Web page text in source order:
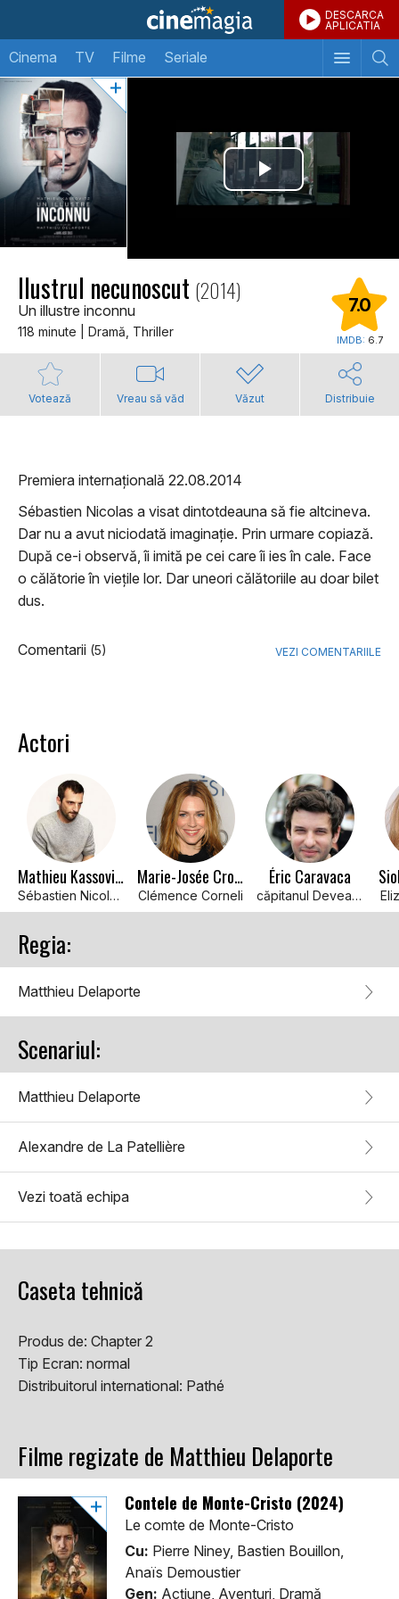
DESCARCA
APLICATIA
Cinema TV Filme Seriale
Ilustrul necunoscut (2014)
Un illustre inconnu
118 minute | Dramă, Thriller
7.0
IMDB: 6.7
Votează Vreau să văd Văzut Distribuie
Premiera internațională 22.08.2014
Sébastien Nicolas a visat dintotdeauna să fie altcineva.
Dar nu a avut niciodată imaginație. Prin urmare copiază.
După ce-i observă, îi imită pe cei care îi ies în cale. Face
o călătorie în viețile lor. Dar uneori călătoriile au doar bilet
dus.
Comentarii (5) VEZI COMENTARIILE
Actori
Mathieu Kassovitz
Sébastien Nicolas / Henri de Montalte
Marie-Josée Croze
Clémence Corneli
Éric Caravaca
căpitanul Deveaux
Regia:
Matthieu Delaporte
Scenariul:
Matthieu Delaporte
Alexandre de La Patellière
Vezi toată echipa
Caseta tehnică
Produs de: Chapter 2
Tip Ecran: normal
Distribuitorul international: Pathé
Filme regizate de Matthieu Delaporte
Contele de Monte-Cristo (2024)
Le comte de Monte-Cristo
Cu: Pierre Niney, Bastien Bouillon,
Anaïs Demoustier
Gen: Acţiune, Aventuri, Dramă